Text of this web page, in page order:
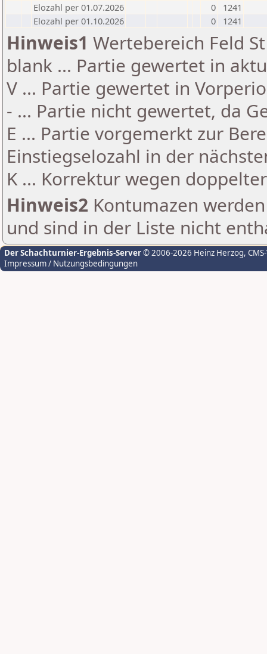
Elozahl per 01.07.2026
0
1241
Elozahl per 01.10.2026
0 1241
Hinweis1 Wertebereich Feld
blank ... Partie gewertet in
V ... Partie gewertet in
- ... Partie nicht gewertet, da
E ... Partie vorgemerkt zur
Einstiegselozahl in der
K ... Korrektur wegen
Hinweis2 Kontumazen
und sind in der Liste nicht
Der Schachturnier-Ergebnis-Server© 2006-2026 Heinz Herzog,
Impressum / Nutzungsbedingungen